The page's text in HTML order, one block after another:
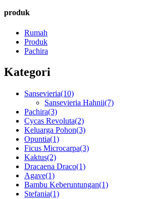
produk
Rumah
Produk
Pachira
Kategori
Sansevieria(10)
Sansevieria Hahnii(7)
Pachira(3)
Cycas Revoluta(2)
Keluarga Pohon(3)
Opuntia(1)
Ficus Microcarpa(3)
Kaktus(2)
Dracaena Draco(1)
Agave(1)
Bambu Keberuntungan(1)
Stefania(1)